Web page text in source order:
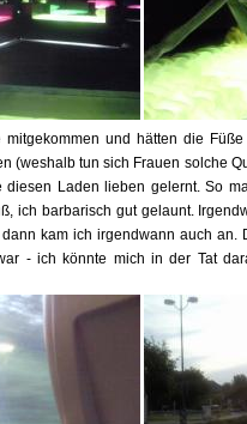
und hätten die
(weshalb tun sich Frauen solche
diesen Laden lieben gelernt. So
ich barbarisch gut gelaunt.
kam ich irgendwann auch an.
- ich könnte mich in der Tat